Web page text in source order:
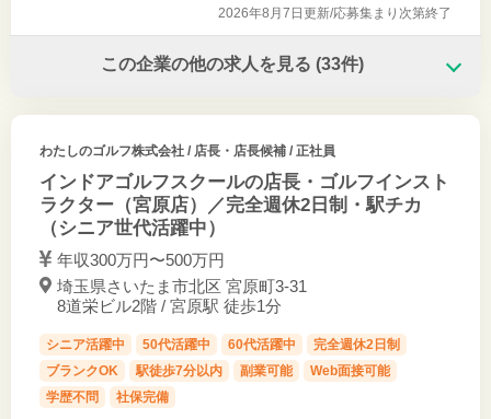
2026年8月7日更新/応募集まり次第終了
この企業の他の求人を見る (33件)
わたしのゴルフ株式会社/ 店長・店長候補 / 正社員
インドアゴルフスクールの店長・ゴルフインスト
ラクター（宮原店）／完全週休2日制・駅チカ
（シニア世代活躍中）
年収300万円〜500万円
埼玉県さいたま市北区 宮原町3-31
8道栄ビル2階 / 宮原駅 徒歩1分
シニア活躍中 50代活躍中 60代活躍中
完全週休2日制
ブランクOK
駅徒歩7分以内 副業可能
Web面接可能
学歴不問
社保完備